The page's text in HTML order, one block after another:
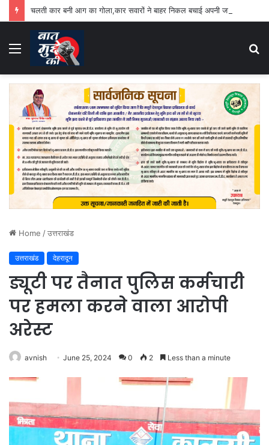
चलती कार बनी आग का गोला,कार सवारों ने बाहर निकल बचाई अपनी जान
Menu
Home /उत्तराखंड
उत्तराखंड देहरादून
ड्यूटी पर तैनात पुलिस कर्मचारी
पर हमला करने वाला आरोपी
अरेस्ट
avnish June 25, 2024 0 2 Less than a minute